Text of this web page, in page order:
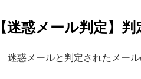
【迷惑メール判定】
迷惑メールと判定されたメー